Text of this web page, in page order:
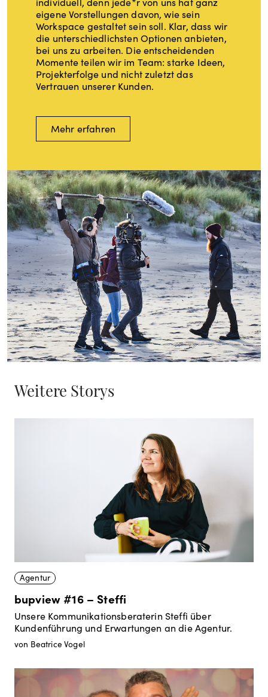
eigene Vorstellungen davon, wie sein
Workspace gestaltet sein soll. Klar, dass wir
die unterschiedlichsten Optionen anbieten,
bei uns zu arbeiten. Die entscheidenden
Momente teilen wir im Team: starke Ideen,
Projekterfolge und nicht zuletzt das
Vertrauen unserer Kunden.
Mehr erfahren
Weitere Storys
Agentur
bupview #16 – Steffi
Unsere Kommunikationsberaterin Steffi über
Kundenführung und Erwartungen an die Agentur.
von Beatrice Vogel